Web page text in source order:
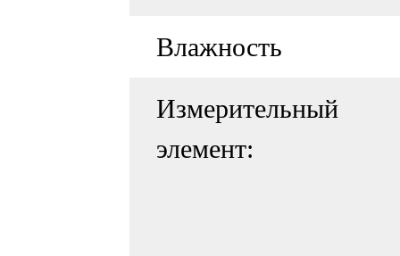
Влажность
Измерительный
элемент: